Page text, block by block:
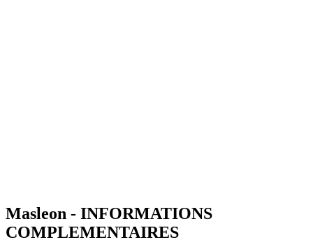
Masleon - INFORMATIONS
COMPLEMENTAIRES